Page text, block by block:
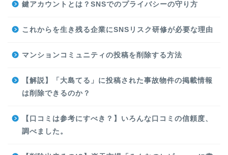
鍵アカウントとは？SNSでのプライバシーの守り方
これからを生き残る企業にSNSリスク研修が必要な理由
マンションコミュニティの投稿を削除する方法
【解説】「大島てる」に投稿された事故物件の掲載情報
は削除できるのか？
【口コミは参考にすべき？】いろんな口コミの信頼度、
調べました。